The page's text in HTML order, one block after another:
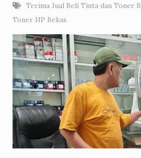
Terima Jual Beli Tinta dan Toner
Toner HP Bekas